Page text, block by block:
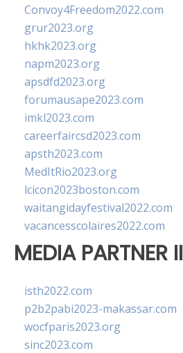
Convoy4Freedom2022.com
grur2023.org
hkhk2023.org
napm2023.org
apsdfd2023.org
forumausape2023.com
imkl2023.com
careerfaircsd2023.com
apsth2023.com
MedItRio2023.org
lcicon2023boston.com
waitangidayfestival2022.com
vacancesscolaires2022.com
MEDIA PARTNER II
isth2022.com
p2b2pabi2023-makassar.com
wocfparis2023.org
sinc2023.com